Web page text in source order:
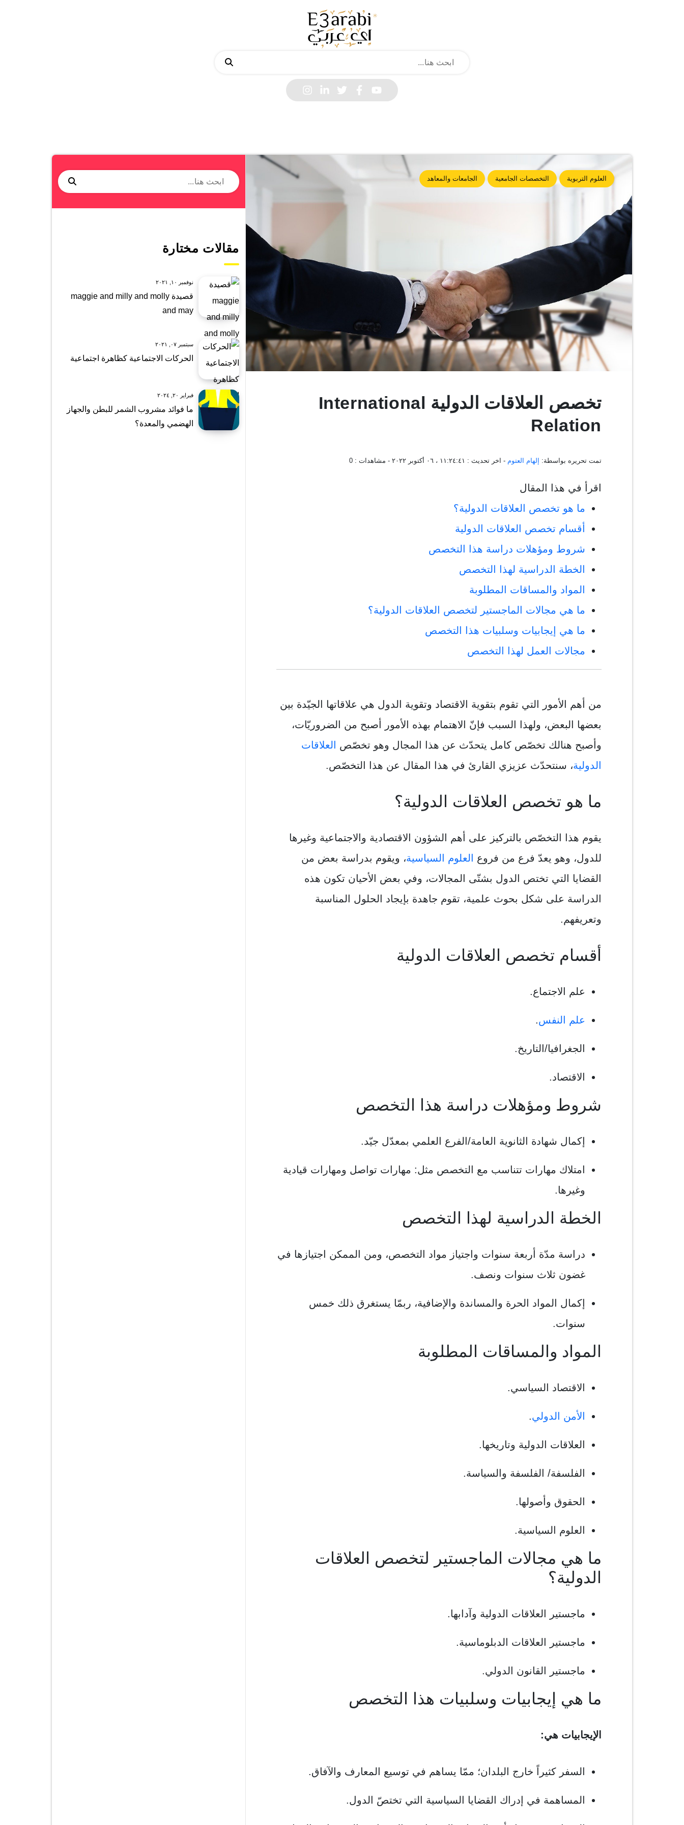
العلوم التربوية التخصصات الجامعية الجامعات والمعاهد
تخصص العلاقات الدولية International
Relation
تمت تحريره بواسطة: إلهام العتوم - اخر تحديث : ١١:٢٤:٤١ ، ٠٦ أكتوبر ٢٠٢٢ - مشاهدات : 0
اقرأ في هذا المقال
ما هو تخصص العلاقات الدولية؟
أقسام تخصص العلاقات الدولية
شروط ومؤهلات دراسة هذا التخصص
الخطة الدراسية لهذا التخصص
المواد والمساقات المطلوبة
ما هي مجالات الماجستير لتخصص العلاقات الدولية؟
ما هي إيجابيات وسلبيات هذا التخصص
مجالات العمل لهذا التخصص
من أهم الأمور التي تقوم بتقوية الاقتصاد وتقوية الدول هي علاقاتها الجيّدة بين
بعضها البعض، ولهذا السبب فإنّ الاهتمام بهذه الأمور أصبح من الضروريّات،
وأصبح هنالك تخصّص كامل يتحدّث عن هذا المجال وهو تخصّص
العلاقات
الدولية، سنتحدّث عزيزي القارئ في هذا المقال عن هذا التخصّص.
ما هو تخصص العلاقات الدولية؟
يقوم هذا التخصّص بالتركيز على أهم الشؤون الاقتصادية والاجتماعية وغيرها
للدول، وهو يعدّ فرع من فروع
العلوم السياسية، ويقوم بدراسة بعض من
القضايا التي تختص الدول بشتّى المجالات، وفي بعض الأحيان تكون هذه
الدراسة على شكل بحوث علمية، تقوم جاهدة بإيجاد الحلول المناسبة
وتعريفهم.
أقسام تخصص العلاقات الدولية
علم الاجتماع.
علم النفس.
الجغرافيا/التاريخ.
الاقتصاد.
شروط ومؤهلات دراسة هذا التخصص
إكمال شهادة الثانوية العامة/الفرع العلمي بمعدّل جيّد.
امتلاك مهارات تتناسب مع التخصص مثل: مهارات تواصل ومهارات قيادية
وغيرها.
الخطة الدراسية لهذا التخصص
دراسة مدّة أربعة سنوات واجتياز مواد التخصص، ومن الممكن اجتيازها في
غضون ثلاث سنوات ونصف.
إكمال المواد الحرة والمساندة والإضافية، ربمّا يستغرق ذلك خمس
سنوات.
المواد والمساقات المطلوبة
الاقتصاد السياسي.
الأمن الدولي.
العلاقات الدولية وتاريخها.
الفلسفة/ الفلسفة والسياسة.
الحقوق وأصولها.
العلوم السياسية.
ما هي مجالات الماجستير لتخصص العلاقات
الدولية؟
ماجستير العلاقات الدولية وآدابها.
ماجستير العلاقات الدبلوماسية.
ماجستير القانون الدولي.
ما هي إيجابيات وسلبيات هذا التخصص
الإيجابيات هي:
السفر كثيراً خارج البلدان؛ ممّا يساهم في توسيع المعارف والآفاق.
المساهمة في إدراك القضايا السياسية التي تختصّ الدول.
مقالات مختارة
نوفمبر ١٠, ٢٠٢١
قصيدة maggie and milly and molly
and may
سبتمبر ٠٧, ٢٠٢١
الحركات الاجتماعية كظاهرة اجتماعية
فبراير ٢٠, ٢٠٢٤
ما فوائد مشروب الشمر للبطن والجهاز
الهضمي والمعدة؟